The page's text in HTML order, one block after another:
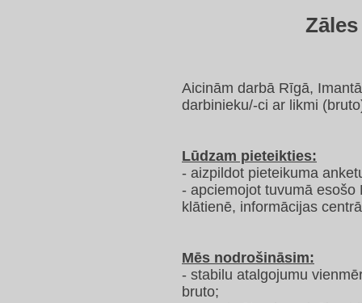
Aicinām darbā Rīgā,
darbinieku/-ci ar likmi
Lūdzam pieteikties:
- aizpildot pieteikuma
- apciemojot tuvumā
klātienē, informācijas
Mēs nodrošināsim:
- stabilu atalgojumu
bruto;